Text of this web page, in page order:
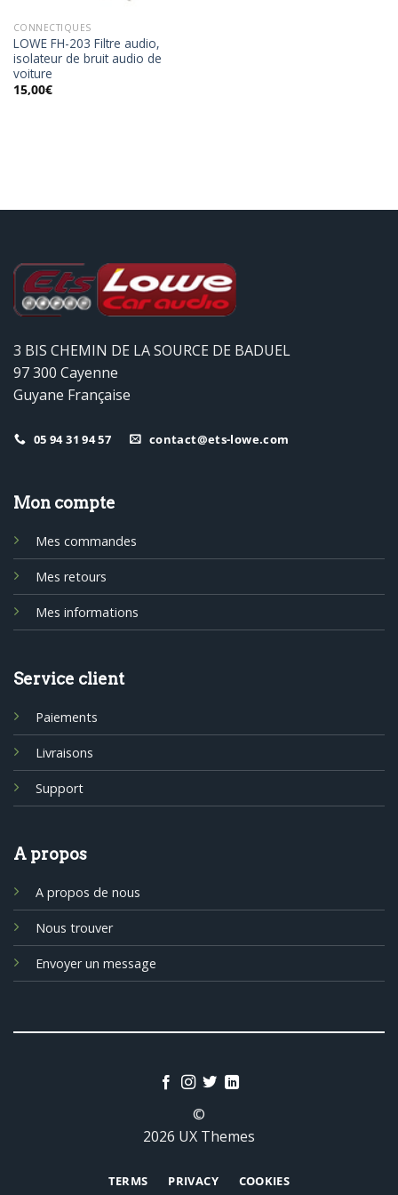
CONNECTIQUES
LOWE FH-203 Filtre audio,
isolateur de bruit audio de
voiture
15,00€
3 BIS CHEMIN DE LA SOURCE DE BADUEL
97 300 Cayenne
Guyane Française
05 94 31 94 57 contact@ets-lowe.com
Mon compte
Mes commandes
Mes retours
Mes informations
Service client
Paiements
Livraisons
Support
A propos
A propos de nous
Nous trouver
Envoyer un message
©
2026 UX Themes
TERMS PRIVACY COOKIES